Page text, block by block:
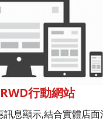
RWD行動網站
息顯示,結合實體店面